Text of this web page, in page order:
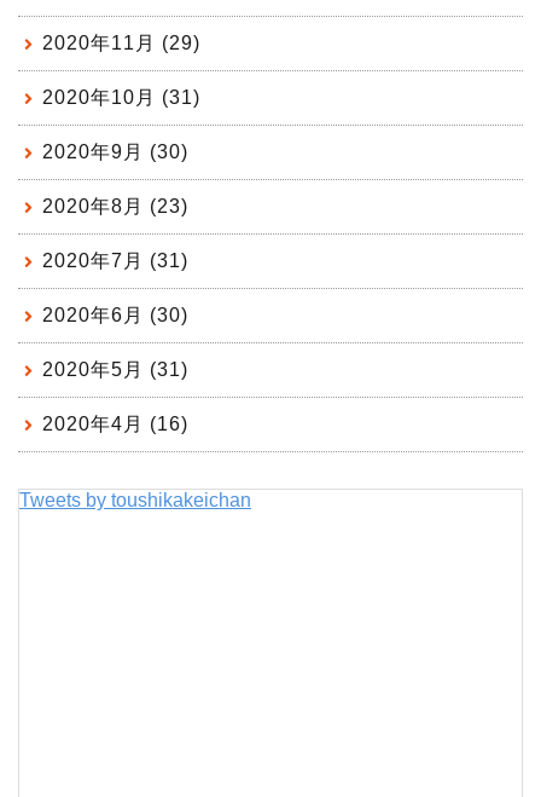
2020年11月 (29)
2020年10月 (31)
2020年9月 (30)
2020年8月 (23)
2020年7月 (31)
2020年6月 (30)
2020年5月 (31)
2020年4月 (16)
Tweets by toushikakeichan